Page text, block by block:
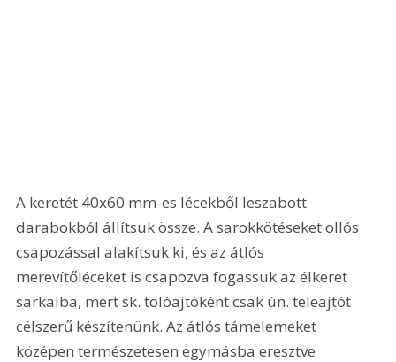
A keretét 40x60 mm-es lécekből leszabott
darabokból állítsuk össze. A sarokkötéseket ollós
csapozással alakítsuk ki, és az átlós
merevítőléceket is csapozva fogassuk az élkeret
sarkaiba, mert sk. tolóajtóként csak ún. teleajtót
célszerű készítenünk. Az átlós támelemeket
középen természetesen egymásba eresztve